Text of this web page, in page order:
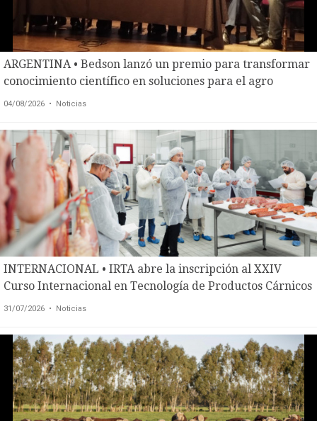
INVESTIGACIÓN
AGRO
CONCURSO
PREMIO
CONTÁCTENOS
AYUDA
Y
POLÍTICAS
DE
PRIVACIDAD
MAPA
DEL
SITIO
QUIENES
ARGENTINA • Bedson lanzó un premio para transformar
conocimiento científico en soluciones para el agro
04/08/2026 • Noticias
INTERNACIONAL • IRTA abre la inscripción al XXIV
Curso Internacional en Tecnología de Productos Cárnicos
31/07/2026 • Noticias